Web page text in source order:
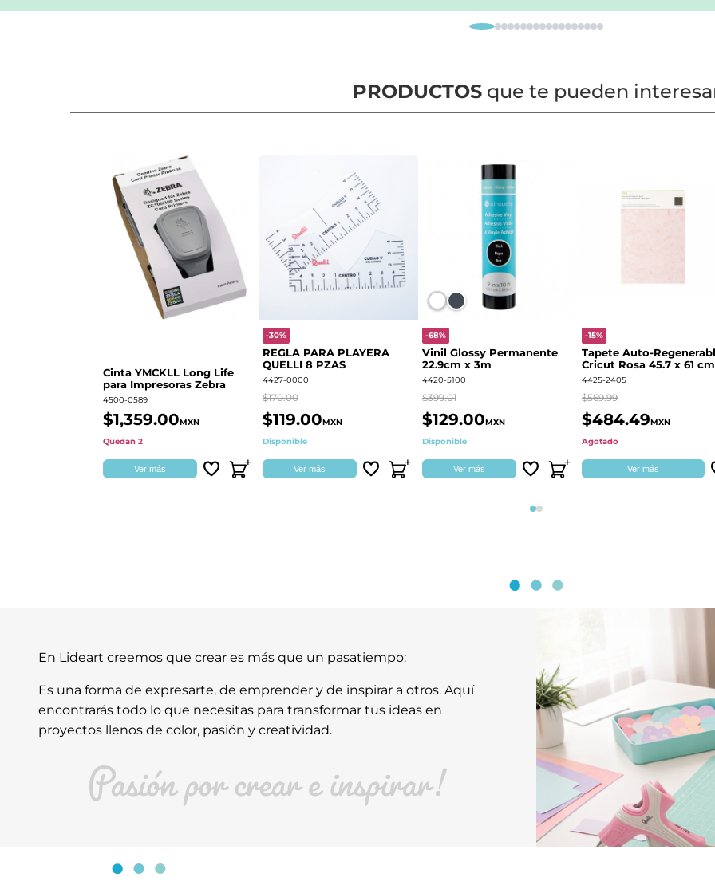
PRODUCTOSque te pueden
Cinta YMCKLL Long Life
para Impresoras Zebra
4500-0589
$1,359.00MXN
Quedan 2
Ver más
-30%
REGLA PARA PLAYERA
QUELLI 8 PZAS
4427-0000
$170.00
$119.00MXN
Disponible
Ver más
-68%
Vinil Glossy Permanente
22.9cm x 3m
4420-5100
$399.01
$129.00MXN
Disponible
Ver más
-15%
Tapete Auto-
Cricut Rosa 45.7 x 61 cm
2004713
4425-2405
$569.99
$484.49MXN
Agotado
Ver más
Página 1
Página 2
En Lideart creemos que crear es más que un pasatiempo:
Es una forma de expresarte, de emprender y de inspirar a otros. Aquí
encontrarás todo lo que necesitas para transformar tus ideas en
proyectos llenos de color, pasión y creatividad.